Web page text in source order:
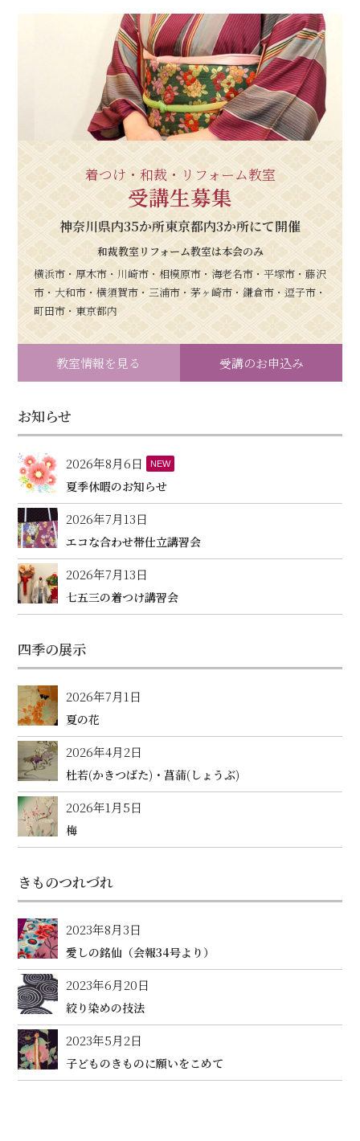
着つけ・和裁・リフォーム教室
受講生募集
神奈川県内35か所東京都内3か所にて開催
和裁教室リフォーム教室は本会のみ
横浜市・厚木市・川崎市・相模原市・海老名市・平塚市・藤沢
市・大和市・横須賀市・三浦市・茅ヶ崎市・鎌倉市・逗子市・
町田市・東京都内
教室情報を見る 受講のお申込み
お知らせ
2026年8月6日 NEW
夏季休暇のお知らせ
2026年7月13日
エコな合わせ帯仕立講習会
2026年7月13日
七五三の着つけ講習会
四季の展示
2026年7月1日
夏の花
2026年4月2日
杜若(かきつばた)・菖蒲(しょうぶ)
2026年1月5日
梅
きものつれづれ
2023年8月3日
愛しの銘仙（会報34号より）
2023年6月20日
絞り染めの技法
2023年5月2日
子どものきものに願いをこめて